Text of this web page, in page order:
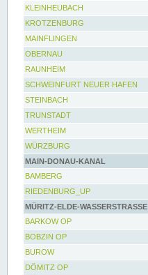
KLEINHEUBACH
KROTZENBURG
MAINFLINGEN
OBERNAU
RAUNHEIM
SCHWEINFURT NEUER HAFEN
STEINBACH
TRUNSTADT
WERTHEIM
WÜRZBURG
MAIN-DONAU-KANAL
BAMBERG
RIEDENBURG_UP
MÜRITZ-ELDE-WASSERSTRASSE
BARKOW OP
BOBZIN OP
BUROW
DÖMITZ OP